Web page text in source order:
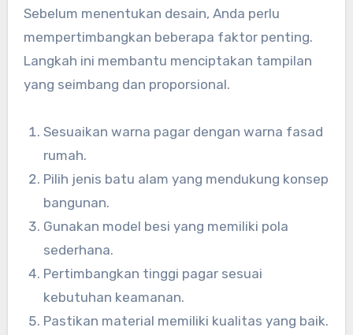
Sebelum menentukan desain, Anda perlu
mempertimbangkan beberapa faktor penting.
Langkah ini membantu menciptakan tampilan
yang seimbang dan proporsional.
Sesuaikan warna pagar dengan warna fasad
rumah.
Pilih jenis batu alam yang mendukung konsep
bangunan.
Gunakan model besi yang memiliki pola
sederhana.
Pertimbangkan tinggi pagar sesuai
kebutuhan keamanan.
Pastikan material memiliki kualitas yang baik.